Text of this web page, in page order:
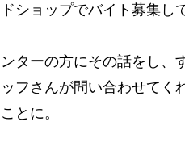
ショップでバイト募集し
ターの方にその話をし、
フさんが問い合わせてく
とに。